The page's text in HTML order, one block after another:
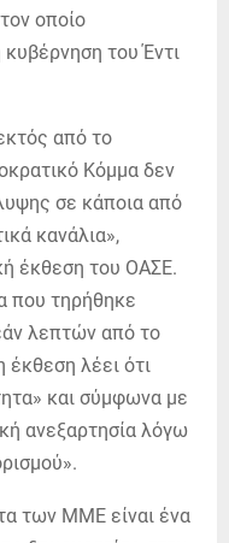
οποίο
κυβέρνηση του Έντι
από το
Κόμμα δεν
σε κάποια από
κανάλια»,
έκθεση του ΟΑΣΕ.
που τηρήθηκε
λεπτών από το
έκθεση λέει ότι
και σύμφωνα με
ανεξαρτησία λόγω
των ΜΜΕ είναι ένα